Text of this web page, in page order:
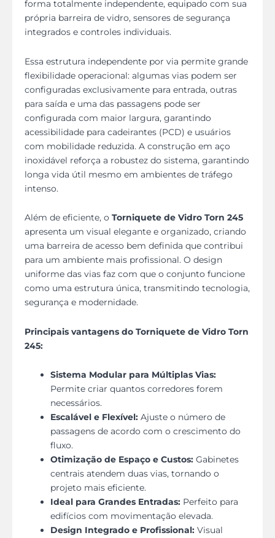
forma totalmente independente, equipado com sua
própria barreira de vidro, sensores de segurança
integrados e controles individuais.
Essa estrutura independente por via permite grande
flexibilidade operacional: algumas vias podem ser
configuradas exclusivamente para entrada, outras
para saída e uma das passagens pode ser
configurada com maior largura, garantindo
acessibilidade para cadeirantes (PCD) e usuários
com mobilidade reduzida. A construção em aço
inoxidável reforça a robustez do sistema, garantindo
longa vida útil mesmo em ambientes de tráfego
intenso.
Além de eficiente, o Torniquete de Vidro Torn 245
apresenta um visual elegante e organizado, criando
uma barreira de acesso bem definida que contribui
para um ambiente mais profissional. O design
uniforme das vias faz com que o conjunto funcione
como uma estrutura única, transmitindo tecnologia,
segurança e modernidade.
Principais vantagens do Torniquete de Vidro Torn
245:
Sistema Modular para Múltiplas Vias:
Permite criar quantos corredores forem
necessários.
Escalável e Flexível: Ajuste o número de
passagens de acordo com o crescimento do
fluxo.
Otimização de Espaço e Custos: Gabinetes
centrais atendem duas vias, tornando o
projeto mais eficiente.
Ideal para Grandes Entradas: Perfeito para
edifícios com movimentação elevada.
Design Integrado e Profissional: Visual